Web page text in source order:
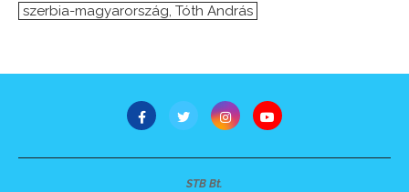
szerbia-magyarország Tóth András
STB Bt.